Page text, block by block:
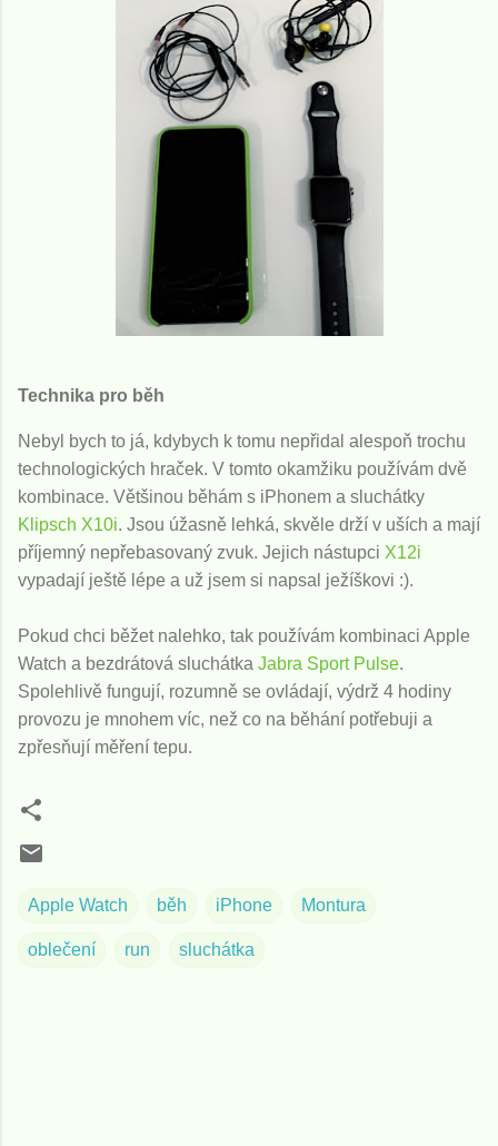
Technika pro běh
Nebyl bych to já, kdybych k tomu nepřidal alespoň trochu
technologických hraček. V tomto okamžiku používám dvě
kombinace. Většinou běhám s iPhonem a sluchátky
Klipsch X10i. Jsou úžasně lehká, skvěle drží v uších a mají
příjemný nepřebasovaný zvuk. Jejich nástupci X12i
vypadají ještě lépe a už jsem si napsal ježíškovi :).
Pokud chci běžet nalehko, tak používám kombinaci Apple
Watch a bezdrátová sluchátka Jabra Sport Pulse.
Spolehlivě fungují, rozumně se ovládají, výdrž 4 hodiny
provozu je mnohem víc, než co na běhání potřebuji a
zpřesňují měření tepu.
Apple Watch běh iPhone Montura
oblečení run sluchátka